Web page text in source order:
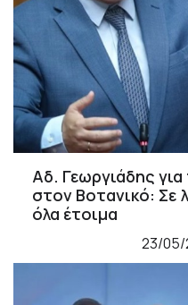
Αδ. Γεωργιάδης
στον Βοτανικό: Σε
όλα έτοιμα
23/05/